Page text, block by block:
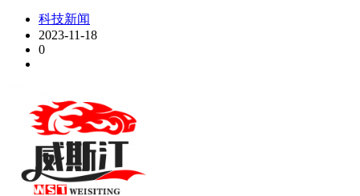
科技新闻
2023-11-18
0